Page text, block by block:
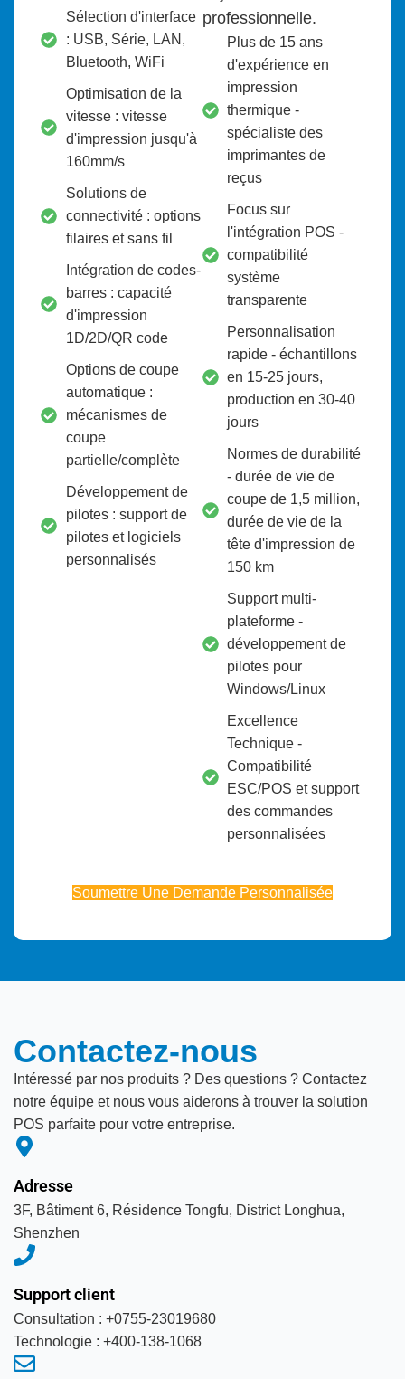
Sélection d'interface
: USB, Série, LAN,
Bluetooth, WiFi
Optimisation de la
vitesse : vitesse
d'impression jusqu'à
160mm/s
Solutions de
connectivité : options
filaires et sans fil
Intégration de codes-
barres : capacité
d'impression
1D/2D/QR code
Options de coupe
automatique :
mécanismes de
coupe
partielle/complète
Développement de
pilotes : support de
pilotes et logiciels
personnalisés
professionnelle.
Plus de 15 ans
d'expérience en
impression
thermique -
spécialiste des
imprimantes de
reçus
Focus sur
l'intégration POS -
compatibilité
système
transparente
Personnalisation
rapide - échantillons
en 15-25 jours,
production en 30-40
jours
Normes de durabilité
- durée de vie de
coupe de 1,5 million,
durée de vie de la
tête d'impression de
150 km
Support multi-
plateforme -
développement de
pilotes pour
Windows/Linux
Excellence
Technique -
Compatibilité
ESC/POS et support
des commandes
personnalisées
Soumettre Une Demande Personnalisée
Contactez-nous
Intéressé par nos produits ? Des questions ? Contactez
notre équipe et nous vous aiderons à trouver la solution
POS parfaite pour votre entreprise.
Adresse
3F, Bâtiment 6, Résidence Tongfu, District Longhua,
Shenzhen
Support client
Consultation : +0755-23019680
Technologie : +400-138-1068